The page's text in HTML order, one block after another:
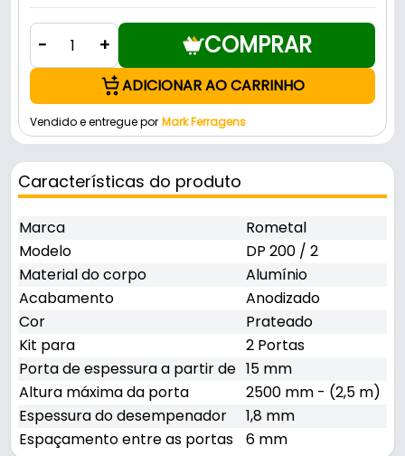
- + COMPRAR
ADICIONAR AO CARRINHO
Vendido e entregue por Mark Ferragens
Características do produto
Marca
Rometal
Modelo
DP 200 / 2
Material do corpo
Alumínio
Acabamento
Anodizado
Cor
Prateado
Kit para
2 Portas
Porta de espessura a partir de 15 mm
Altura máxima da porta
2500 mm - (2,5 m)
Espessura do desempenador
1,8 mm
Espaçamento entre as portas
6 mm